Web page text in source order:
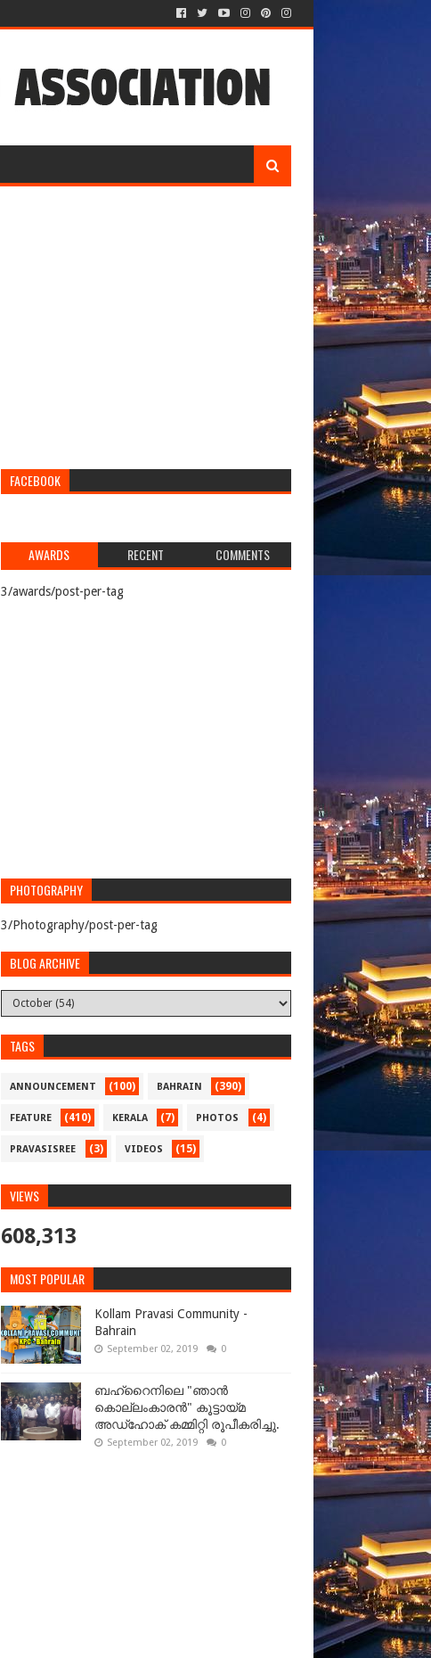
FACEBOOK
AWARDS RECENT COMMENTS
3/awards/post-per-tag
PHOTOGRAPHY
3/Photography/post-per-tag
BLOG ARCHIVE
TAGS
ANNOUNCEMENT (100) BAHRAIN (390)
FEATURE (410) KERALA (7) PHOTOS (4)
PRAVASISREE (3) VIDEOS (15)
VIEWS
608,313
MOST POPULAR
Kollam Pravasi Community -
Bahrain
September 02, 2019 0
ബഹ്‌റൈനിലെ "ഞാൻ
കൊല്ലംകാരൻ" കൂട്ടായ്‌മ
അഡ്‌ഹോക് കമ്മിറ്റി രൂപീകരിച്ചു.
September 02, 2019 0